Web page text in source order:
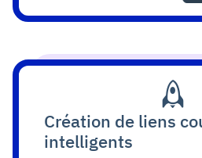
Création de liens
intelligents